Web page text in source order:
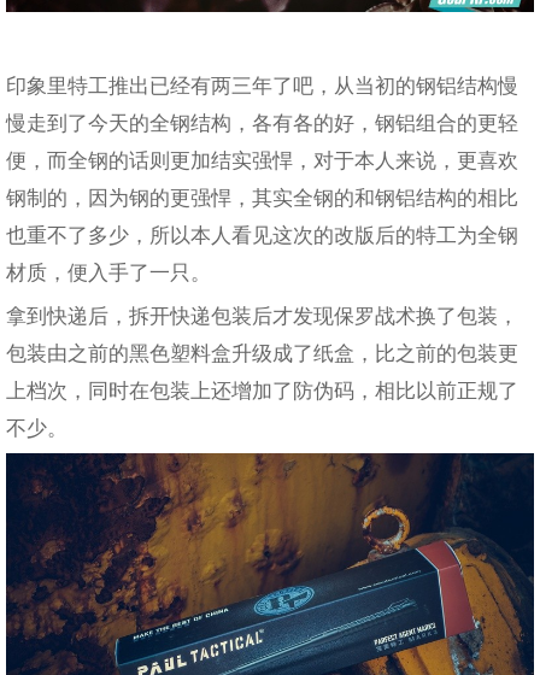
印象里特工推出已经有两三年了吧，从当初的钢铝结构慢
慢走到了今天的全钢结构，各有各的好，钢铝组合的更轻
便，而全钢的话则更加结实强悍，对于本人来说，更喜欢
钢制的，因为钢的更强悍，其实全钢的和钢铝结构的相比
也重不了多少，所以本人看见这次的改版后的特工为全钢
材质，便入手了一只。
拿到快递后，拆开快递包装后才发现保罗战术换了包装，
包装由之前的黑色塑料盒升级成了纸盒，比之前的包装更
上档次，同时在包装上还增加了防伪码，相比以前正规了
不少。